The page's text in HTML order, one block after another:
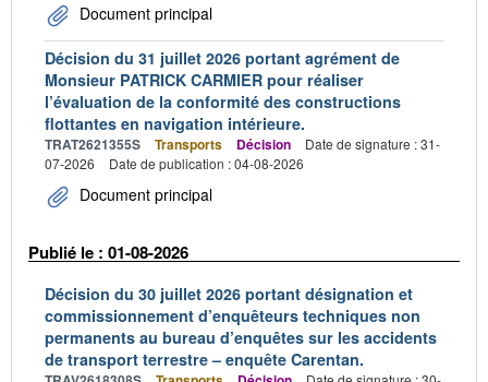
Document principal
Décision du 31 juillet 2026 portant agrément de
Monsieur PATRICK CARMIER pour réaliser
l’évaluation de la conformité des constructions
flottantes en navigation intérieure.
TRAT2621355S Transports Décision
Date de signature : 31-
07-2026
Date de publication : 04-08-2026
Document principal
Publié le : 01-08-2026
Décision du 30 juillet 2026 portant désignation et
commissionnement d’enquêteurs techniques non
permanents au bureau d’enquêtes sur les accidents
de transport terrestre – enquête Carentan.